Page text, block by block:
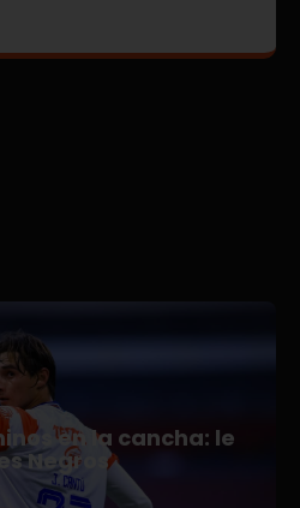
en la cancha: le
Negros